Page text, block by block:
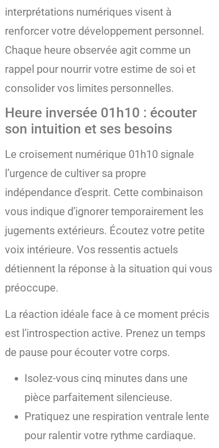
interprétations numériques visent à
renforcer votre développement personnel.
Chaque heure observée agit comme un
rappel pour nourrir votre estime de soi et
consolider vos limites personnelles.
Heure inversée 01h10 : écouter
son intuition et ses besoins
Le croisement numérique 01h10 signale
l’urgence de cultiver sa propre
indépendance d’esprit. Cette combinaison
vous indique d’ignorer temporairement les
jugements extérieurs. Écoutez votre petite
voix intérieure. Vos ressentis actuels
détiennent la réponse à la situation qui vous
préoccupe.
La réaction idéale face à ce moment précis
est l’introspection active. Prenez un temps
de pause pour écouter votre corps.
Isolez-vous cinq minutes dans une
pièce parfaitement silencieuse.
Pratiquez une respiration ventrale lente
pour ralentir votre rythme cardiaque.